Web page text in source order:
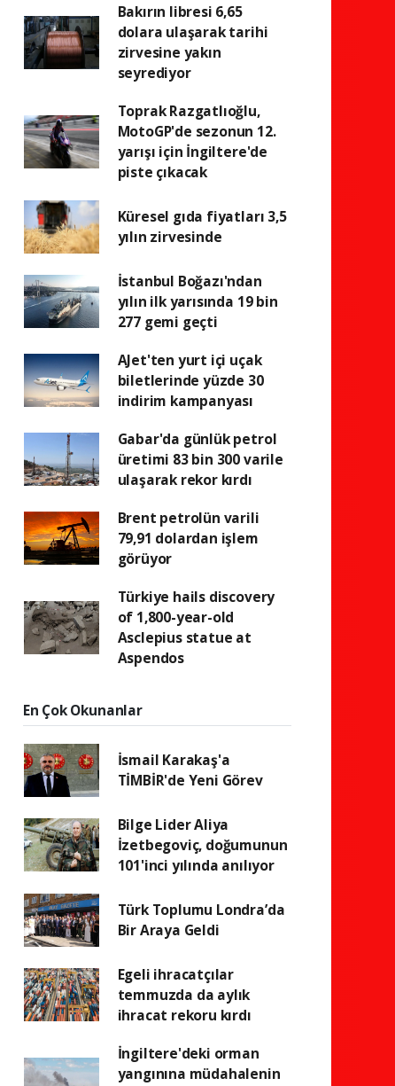
Bakırın libresi 6,65
dolara ulaşarak tarihi
zirvesine yakın
seyrediyor
Toprak Razgatlıoğlu,
MotoGP'de sezonun 12.
yarışı için İngiltere'de
piste çıkacak
Küresel gıda fiyatları 3,5
yılın zirvesinde
İstanbul Boğazı'ndan
yılın ilk yarısında 19 bin
277 gemi geçti
AJet'ten yurt içi uçak
biletlerinde yüzde 30
indirim kampanyası
Gabar'da günlük petrol
üretimi 83 bin 300 varile
ulaşarak rekor kırdı
Brent petrolün varili
79,91 dolardan işlem
görüyor
Türkiye hails discovery
of 1,800-year-old
Asclepius statue at
Aspendos
En Çok Okunanlar
İsmail Karakaş'a
TİMBİR'de Yeni Görev
Bilge Lider Aliya
İzetbegoviç, doğumunun
101'inci yılında anılıyor
Türk Toplumu Londra’da
Bir Araya Geldi
Egeli ihracatçılar
temmuzda da aylık
ihracat rekoru kırdı
İngiltere'deki orman
yangınına müdahalenin